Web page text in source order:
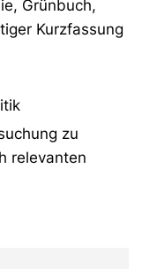
Grünbuch,
Kurzfassung
zu
relevanten